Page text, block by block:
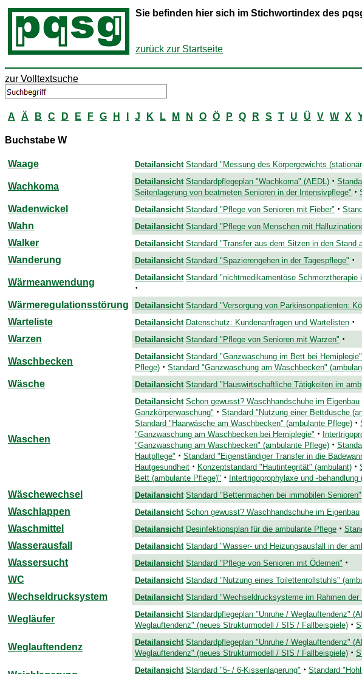
Sie befinden hier sich im Stichwortindex des
zurück zur Startseite
zur Volltextsuche
A Ä B C D E F G H J K L M N O Ö P Q R S T U Ü V W X
Buchstabe W
Waage Detailansicht Standard "Messung des Körpergewichts
Wachkoma Detailansicht Standardpflegeplan "Wachkoma" (AEDL) ·
Seitenlagerung von beatmeten Senioren in der Intensivpflege" ·
Wadenwickel
Detailansicht Standard "Pflege von Senioren mit Fieber" ·
Wahn
Detailansicht Standard "Pflege von Menschen mit
Walker
Detailansicht Standard "Transfer aus dem Sitzen in den Stand
Wanderung
Detailansicht Standard "Spazierengehen in der Tagespflege" ·
Wärmeanwendung Detailansicht Standard "nichtmedikamentöse Schmerztherapie
·
Wärmeregulationsstörung
Detailansicht Standard "Versorgung von Parkinsonpatienten:
Warteliste
Detailansicht Datenschutz: Kundenanfragen und Wartelisten ·
Warzen
Detailansicht Standard "Pflege von Senioren mit Warzen" ·
Waschbecken Detailansicht Standard "Ganzwaschung im Bett bei Hemiplegie"
Pflege) · Standard "Ganzwaschung am Waschbecken"
Wäsche
Detailansicht Standard "Hauswirtschaftliche Tätigkeiten im
Waschen
Detailansicht Schon gewusst? Waschhandschuhe im Eigenbau
Ganzkörperwaschung" · Standard "Nutzung einer Bettdusche
Standard "Haarwäsche am Waschbecken" (ambulante Pflege) ·
"Ganzwaschung am Waschbecken bei Hemiplegie" ·
"Ganzwaschung am Waschbecken" (ambulante Pflege) ·
Hautpflege" · Standard "Eigenständiger Transfer in die
Hautgesundheit · Konzeptstandard "Hautintegrität" (ambulant) ·
Bett (ambulante Pflege)" · Intertrigoprophylaxe und -behandlung
Wäschewechsel
Detailansicht Standard "Bettenmachen bei immobilen Senioren"
Waschlappen
Detailansicht Schon gewusst? Waschhandschuhe im Eigenbau
Waschmittel
Detailansicht Desinfektionsplan für die ambulante Pflege ·
Wasserausfall
Detailansicht Standard "Wasser- und Heizungsausfall in der
Wassersucht
Detailansicht Standard "Pflege von Senioren mit Ödemen" ·
WC
Detailansicht Standard "Nutzung eines Toilettenrollstuhls"
Wechseldrucksystem
Detailansicht Standard "Wechseldrucksysteme im Rahmen der
Wegläufer Detailansicht Standardpflegeplan "Unruhe / Weglauftendenz"
Weglauftendenz" (neues Strukturmodell / SIS / Fallbeispiele) ·
Weglauftendenz Detailansicht Standardpflegeplan "Unruhe / Weglauftendenz"
Weglauftendenz" (neues Strukturmodell / SIS / Fallbeispiele) ·
Detailansicht Standard "5- / 6-Kissenlagerung" · Standard